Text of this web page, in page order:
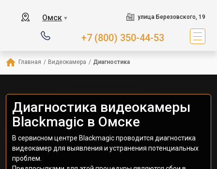
Омск ▼ улица Березовского, 19
+7 (800) 350-44-53
Главная / Видеокамера / Диагностика
Диагностика видеокамеры
Blackmagic в Омске
В сервисном центре Blackmagic проводится диагностика
видеокамер для выявления и устранения потенциальных
проблем.